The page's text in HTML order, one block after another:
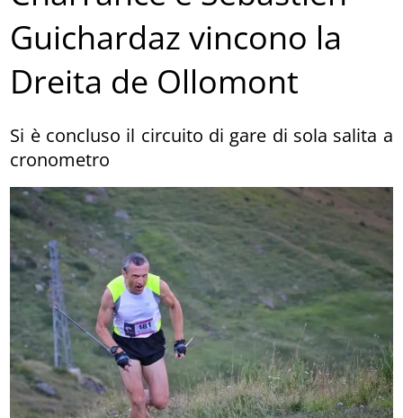
Guichardaz vincono la
Dreita de Ollomont
Si è concluso il circuito di gare di sola salita a
cronometro